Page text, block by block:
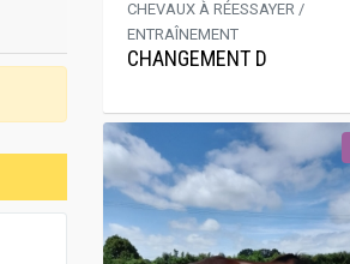
CHEVAUX À RÉESSAYER /
ENTRAÎNEMENT
CHANGEMENT D